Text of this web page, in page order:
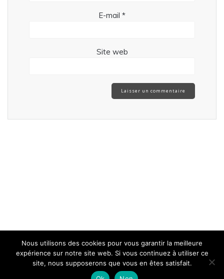
E-mail *
Site web
Nous utilisons des cookies pour vous garantir la meilleure
expérience sur notre site web. Si vous continuez à utiliser ce
site, nous supposerons que vous en êtes satisfait.